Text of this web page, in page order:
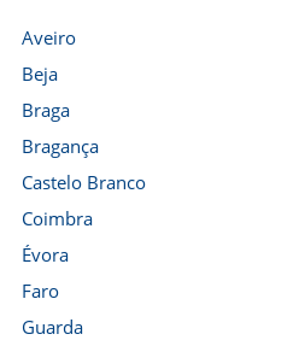
Aveiro
Beja
Braga
Bragança
Castelo Branco
Coimbra
Évora
Faro
Guarda